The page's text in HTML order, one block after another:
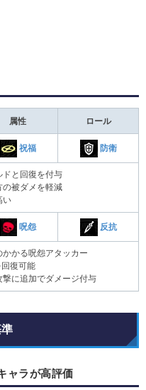
属性 ロール
祝福 防衛
ドと回復を付与
の被ダメを軽減
い
呪怨 反抗
かかる呪怨アタッカー
回復可能
撃に追加でダメージ付与
ャラが高評価